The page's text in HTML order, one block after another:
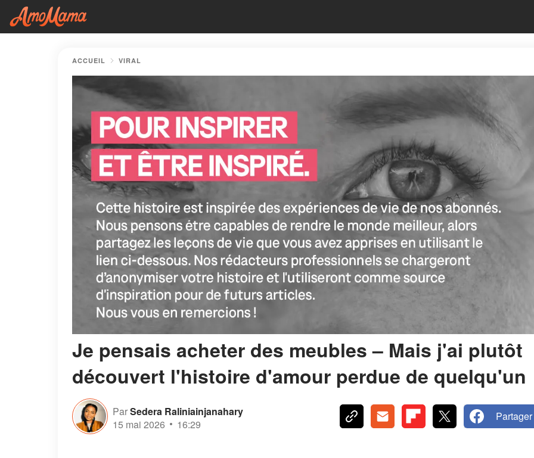
ACCUEIL VIRAL
Je pensais acheter des meubles – Mais j'ai plutôt
découvert l'histoire d'amour perdue de quelqu'un
ParSedera Raliniainjanahary
15 mai 2026
16:29
Partager